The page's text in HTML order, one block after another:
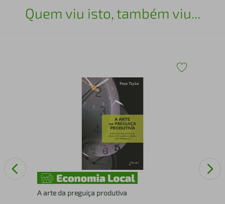
Quem viu isto, também viu...
A arte da preguiça produtiva